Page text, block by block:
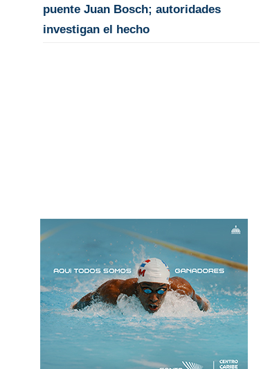
puente Juan Bosch; autoridades
investigan el hecho